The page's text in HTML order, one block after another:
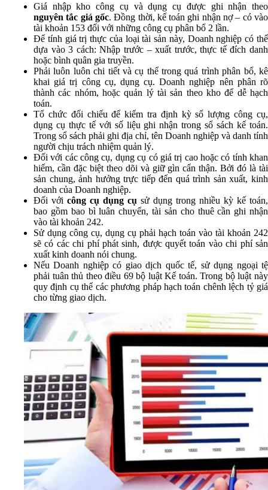
Giá nhập kho công cụ và dụng cụ được ghi nhận theo
nguyên tắc giá gốc. Đồng thời, kế toán ghi nhận nợ – có vào
tài khoản 153 đối với những công cụ phân bổ 2 lần.
Để tính giá trị thực của loại tài sản này, Doanh nghiệp có thể
dựa vào 3 cách: Nhập trước – xuất trước, thực tế đích danh
hoặc bình quân gia truyền.
Phải luôn luôn chi tiết và cụ thể trong quá trình phân bổ, kê
khai giá trị công cụ, dụng cụ. Doanh nghiệp nên phân rõ
thành các nhóm, hoặc quản lý tài sản theo kho để dễ hạch
toán.
Tổ chức đối chiếu để kiểm tra định kỳ số lượng công cụ,
dụng cụ thực tế với số liệu ghi nhận trong sổ sách kế toán.
Trong sổ sách phải ghi địa chỉ, tên Doanh nghiệp và danh tính
người chịu trách nhiệm quản lý.
Đối với các công cụ, dụng cụ có giá trị cao hoặc có tính khan
hiếm, cần đặc biệt theo dõi và giữ gìn cẩn thận. Bởi đó là tài
sản chung, ảnh hưởng trực tiếp đến quá trình sản xuất, kinh
doanh của Doanh nghiệp.
Đối với công cụ dụng cụ sử dụng trong nhiều kỳ kế toán,
bao gồm bao bì luân chuyển, tài sản cho thuê cần ghi nhận
vào tài khoản 242.
Sử dụng công cụ, dụng cụ phải hạch toán vào tài khoản 242
sẽ có các chi phí phát sinh, được quyết toán vào chi phí sản
xuất kinh doanh nói chung.
Nếu Doanh nghiệp có giao dịch quốc tế, sử dụng ngoại tệ
phải tuân thủ theo điều 69 bộ luật Kế toán. Trong bộ luật này
quy định cụ thể các phương pháp hạch toán chênh lệch tỷ giá
cho từng giao dịch.